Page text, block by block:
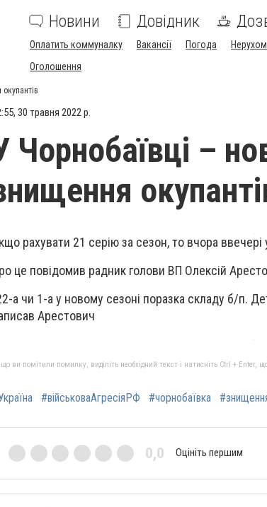
Новини Довідник
Оплатить коммуналку Вакансії Погода
Оголошення
30 травня 2022 р.
Чорнобаївці –
рахувати 21 серію за сезон, то вчора ввечері
це повідомив радник голови ВП Олексій
а чи 1-а у новому сезоні поразка складу б/п.
Арестович
ви помітили помилку, виділіть необхідний текст і натисніть Ctrl + Enter,
#військоваАгресіяРФ #чорнобаївка
0,0 Оцініть першим